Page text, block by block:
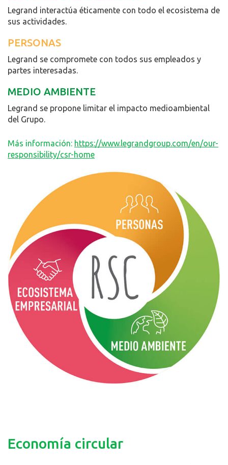
Legrand interactúa éticamente con todo el ecosistema de
sus actividades.
PERSONAS
Legrand se compromete con todos sus empleados y
partes interesadas.
MEDIO AMBIENTE
Legrand se propone limitar el impacto medioambiental
del Grupo.
Más información: https://www.legrandgroup.com/en/our-
responsibility/csr-home
Economía circular